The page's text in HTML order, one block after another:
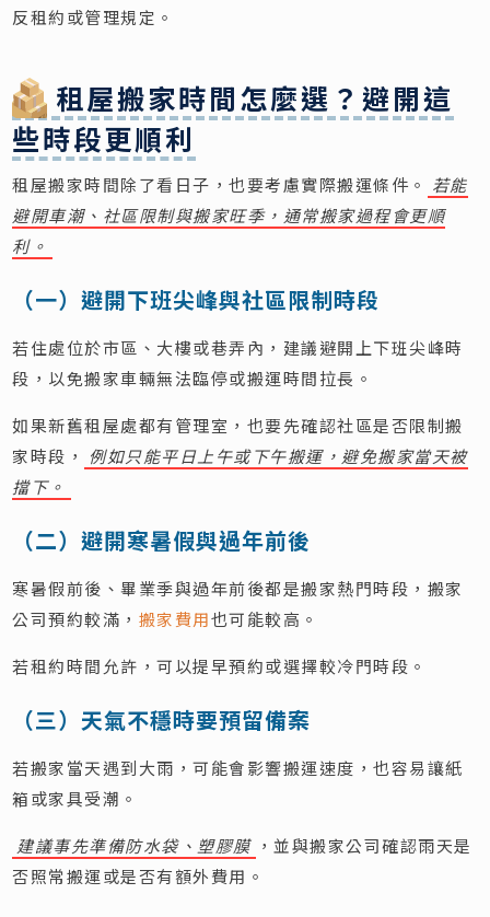
反租約或管理規定。
租屋搬家時間怎麼選？避開這
些時段更順利
租屋搬家時間除了看日子，也要考慮實際搬運條件。 若能
避開車潮、社區限制與搬家旺季，通常搬家過程會更順
利。
（一）避開下班尖峰與社區限制時段
若住處位於市區、大樓或巷弄內，建議避開上下班尖峰時
段，以免搬家車輛無法臨停或搬運時間拉長。
如果新舊租屋處都有管理室，也要先確認社區是否限制搬
家時段，
例如只能平日上午或下午搬運，避免搬家當天被
擋下。
（二）避開寒暑假與過年前後
寒暑假前後、畢業季與過年前後都是搬家熱門時段，搬家
公司預約較滿， 搬家費用也可能較高。
若租約時間允許，可以提早預約或選擇較冷門時段。
（三）天氣不穩時要預留備案
若搬家當天遇到大雨，可能會影響搬運速度，也容易讓紙
箱或家具受潮。
建議事先準備防水袋、塑膠膜 ，並與搬家公司確認雨天是
否照常搬運或是否有額外費用。